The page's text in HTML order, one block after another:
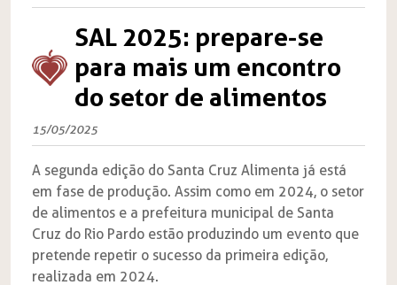
SAL 2025: prepare-se
para mais um encontro
do setor de alimentos
15/05/2025
A segunda edição do Santa Cruz Alimenta já está
em fase de produção. Assim como em 2024, o setor
de alimentos e a prefeitura municipal de Santa
Cruz do Rio Pardo estão produzindo um evento que
pretende repetir o sucesso da primeira edição,
realizada em 2024.